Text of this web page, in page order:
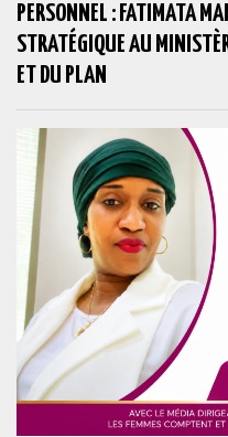
PERSONNEL : FATIMATA
STRATÉGIQUE AU
ET DU PLAN